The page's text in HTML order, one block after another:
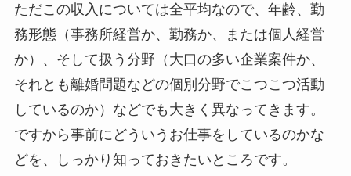
ただこの収入については全平均なので、年齢、勤
務形態（事務所経営か、勤務か、または個人経営
か）、そして扱う分野（大口の多い企業案件か、
それとも離婚問題などの個別分野でこつこつ活動
しているのか）などでも大きく異なってきます。
ですから事前にどういうお仕事をしているのかな
どを、しっかり知っておきたいところです。